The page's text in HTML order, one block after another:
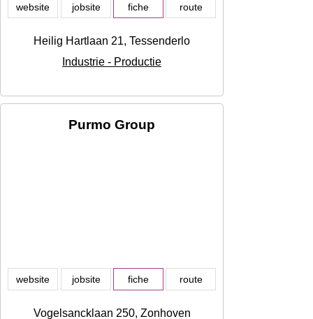
website jobsite fiche route
Heilig Hartlaan 21, Tessenderlo
Industrie - Productie
Purmo Group
website jobsite fiche route
Vogelsancklaan 250, Zonhoven